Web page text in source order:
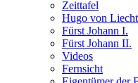
Zeittafel
Hugo von
Fürst Johann I.
Fürst Johann II.
Videos
Fernsicht